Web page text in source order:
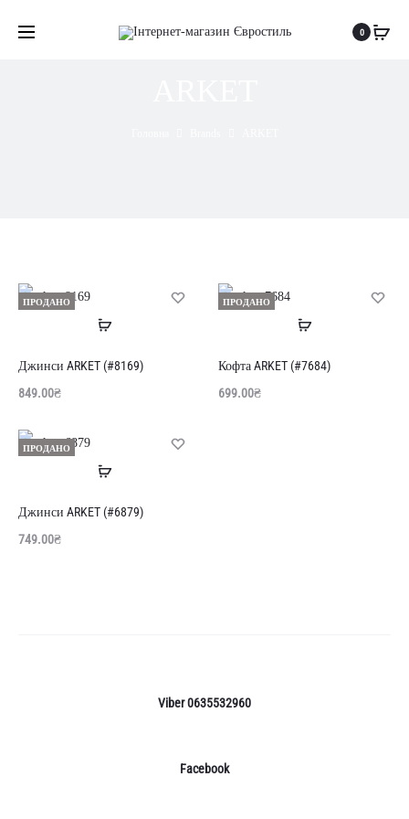
0
ПРОДАНО
Читати
Джинси ARKET (#8169)
849.00₴
ПРОДАНО
Читати
Кофта ARKET (#7684)
699.00₴
ПРОДАНО
Читати
Джинси ARKET (#6879)
749.00₴
Viber 0635532960
Facebook